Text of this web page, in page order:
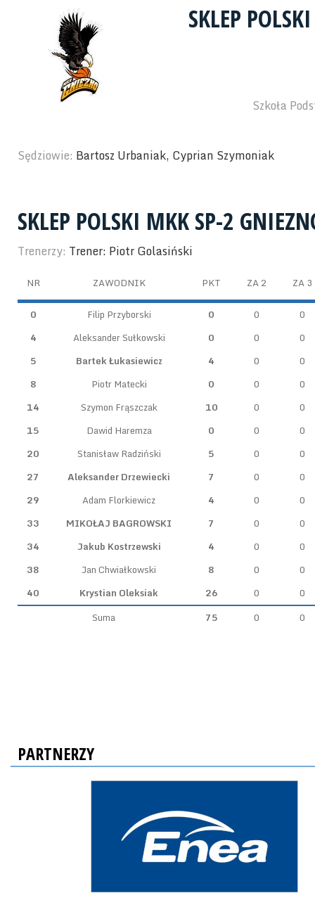
SKLEP
Szkoła
Sędziowie: Bartosz Urbaniak, Cyprian Szymoniak
SKLEP POLSKI MKK SP-2
Trenerzy: Trener: Piotr Golasiński
NR ZAWODNIK PKT ZA 2 ZA 3
0 Filip Przyborski 0 0
0
4
Aleksander Sułkowski 0 0
0
5
Bartek Łukasiewicz 4 0
0
8
Piotr Matecki 0 0
0
14
Szymon Frąszczak 10 0
0
15
Dawid Haremza 0 0
0
20
Stanisław Radziński 5 0
0
27
Aleksander Drzewiecki 7 0
0
29
Adam Florkiewicz 4 0
0
33
MIKOŁAJ BAGROWSKI 7 0
0
34
Jakub Kostrzewski 4 0
0
38
Jan Chwiałkowski 8 0
0
40
Krystian Oleksiak 26 0
0
Suma
75 0 0
PARTNERZY